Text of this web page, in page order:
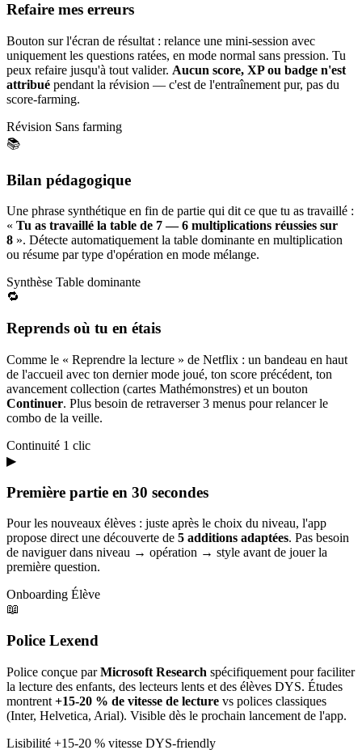
Refaire mes erreurs
Bouton sur l'écran de résultat : relance une mini-session avec
uniquement les questions ratées, en mode normal sans pression. Tu
peux refaire jusqu'à tout valider. Aucun score, XP ou badge n'est
attribué pendant la révision — c'est de l'entraînement pur, pas du
score-farming.
Révision Sans farming
📚
Bilan pédagogique
Une phrase synthétique en fin de partie qui dit ce que tu as travaillé :
« Tu as travaillé la table de 7 — 6 multiplications réussies sur
8 ». Détecte automatiquement la table dominante en multiplication
ou résume par type d'opération en mode mélange.
Synthèse Table dominante
🔁
Reprends où tu en étais
Comme le « Reprendre la lecture » de Netflix : un bandeau en haut
de l'accueil avec ton dernier mode joué, ton score précédent, ton
avancement collection (cartes Mathémonstres) et un bouton
Continuer. Plus besoin de retraverser 3 menus pour relancer le
combo de la veille.
Continuité 1 clic
▶
Première partie en 30 secondes
Pour les nouveaux élèves : juste après le choix du niveau, l'app
propose direct une découverte de 5 additions adaptées. Pas besoin
de naviguer dans niveau → opération → style avant de jouer la
première question.
Onboarding Élève
📖
Police Lexend
Police conçue parMicrosoft Research spécifiquement pour faciliter
la lecture des enfants, des lecteurs lents et des élèves DYS. Études
montrent +15-20 % de vitesse de lecture vs polices classiques
(Inter, Helvetica, Arial). Visible dès le prochain lancement de l'app.
Lisibilité +15-20 % vitesse DYS-friendly